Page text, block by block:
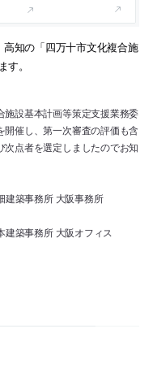
知の「四万十市文化複合施
。
施設基本計画等策定支援業務委
開催し、第一次審査の評価も含
点者を選定しましたのでお知
建築事務所 大阪事務所
務所 大阪オフィス